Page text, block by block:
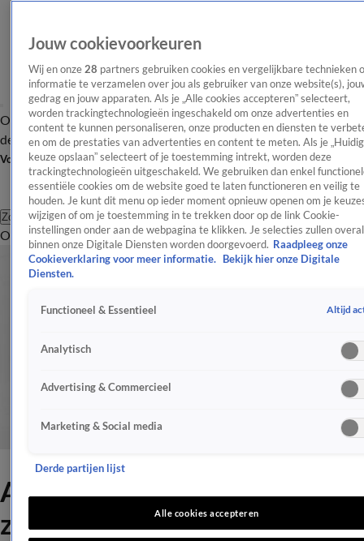
OverzichtAfleveringen Entertainment TV Algemeen
Tip
de redactieNieuwsbrief
Volg Shownieuws
Zoeken
OverzichtEntertainmentSpraakmakendRealityCrimeVideo's
Actrice Kimberley Klaver is
zwanger
Jouw cookievoorkeuren
Wij en onze 28 partners gebruiken cookies en vergelijkbare technieken
informatie te verzamelen over jou als gebruiker van onze website(s),
gedrag en jouw apparaten. Als je „Alle cookies accepteren” selecteert,
worden trackingtechnologieën ingeschakeld om onze advertenties en
content te kunnen personaliseren, onze producten en diensten te
en om de prestaties van advertenties en content te meten. Als je
keuze opslaan” selecteert of je toestemming intrekt, worden deze
trackingtechnologieën uitgeschakeld. We gebruiken dan enkel
essentiële cookies om de website goed te laten functioneren en veilig te
houden. Je kunt dit menu op ieder moment opnieuw openen om je
wijzigen of om je toestemming in te trekken door op de link Cookie-
instellingen onder aan de webpagina te klikken. Je selecties zullen overal
binnen onze Digitale Diensten worden doorgevoerd. Raadpleeg onze
Cookieverklaring voor meer informatie.
Bekijk hier onze Digitale
Diensten.
Functioneel & Essentieel Altijd
Analytisch
Advertising & Commercieel
Marketing & Social media
Derde partijen lijst
Alle cookies accepteren